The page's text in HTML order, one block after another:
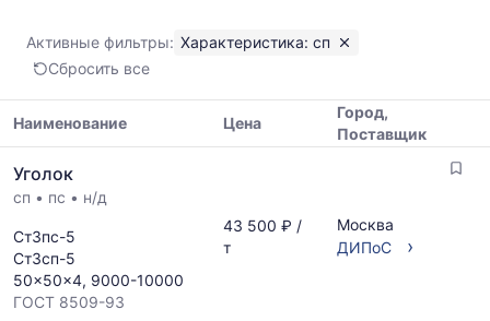
минимальная,
медианная
максимальная
цена
прайс-
листов
поставщиков
за
последний
месяц.
Активные фильтры: Характеристика: сп
Сбросить все
цен
на
указанием
ГОСТ,
размеров
Наименование Цена
Город,
Поставщик
Уголок
сп • пс • н/д
Ст3пс-5
Ст3сп-5
50x50x4, 9000-10000
ГОСТ 8509-93
43 500 ₽ /
т
Москва
ДИПоС
›